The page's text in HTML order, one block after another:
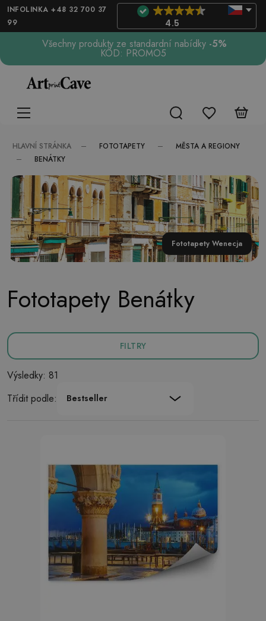
INFOLINKA +48 32 700 37
99
4.5
Všechny produkty ze standardní nabídky -5%
KÓD: PROMO5
HLAVNÍ STRÁNKA FOTOTAPETY
MĚSTA A REGIONY
BENÁTKY
Fototapety Wenecja
Fototapety Benátky
FILTRY
Výsledky: 81
Třídit podle:
Bestseller